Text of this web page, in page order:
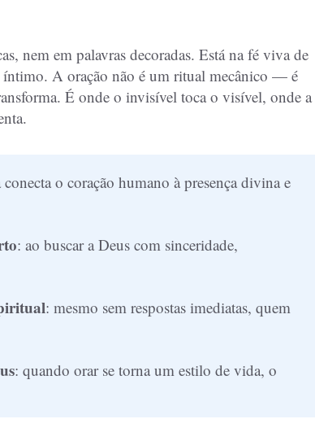
nem em palavras decoradas. Está na fé viva de
íntimo. A oração não é um ritual mecânico — é
É onde o invisível toca o visível, onde a
conecta o coração humano à presença divina e
: ao buscar a Deus com sinceridade,
: mesmo sem respostas imediatas, quem
: quando orar se torna um estilo de vida, o